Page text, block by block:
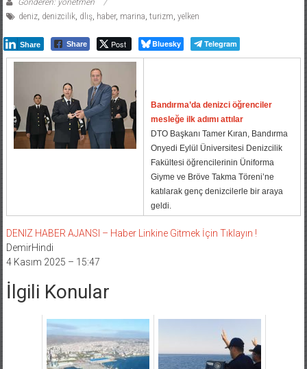
Gönderen: yonetmen
deniz, denizcilik, dlış, haber, marina, turizm, yelken
Share Share Post Bluesky Telegram
Bandırma’da denizci öğrenciler
mesleğe ilk adımı attılar
DTO Başkanı Tamer Kıran, Bandırma
Onyedi Eylül Üniversitesi Denizcilik
Fakültesi öğrencilerinin Üniforma
Giyme ve Bröve Takma Töreni’ne
katılarak genç denizcilerle bir araya
geldi.
DENIZ HABER AJANSI – Haber Linkine Gitmek İçin Tıklayın !
DemirHindi
4 Kasım 2025 – 15:47
İlgili Konular